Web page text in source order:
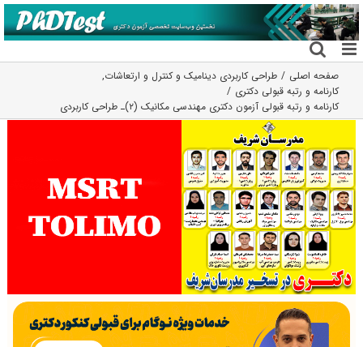
رفتن
به
محتوا
صفحه اصلی طراحی کاربردی دینامیک و کنترل و ارتعاشات,
کارنامه و رتبه قبولی دکتری
کارنامه و رتبه قبولی آزمون دکتری مهندسی مکانیک (۲)ـ طراحی کاربردی